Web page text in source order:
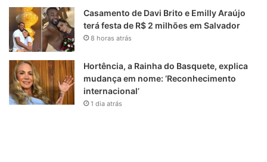
Casamento de Davi Brito e Emilly Araújo
terá festa de R$ 2 milhões em Salvador
8 horas atrás
Hortência, a Rainha do Basquete, explica
mudança em nome: ‘Reconhecimento
internacional’
1 dia atrás